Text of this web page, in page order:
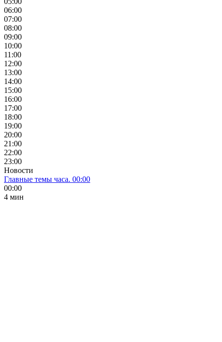
06:00
07:00
08:00
09:00
10:00
11:00
12:00
13:00
14:00
15:00
16:00
17:00
18:00
19:00
20:00
21:00
22:00
23:00
Новости
Главные темы часа. 00:00
00:00
4 мин